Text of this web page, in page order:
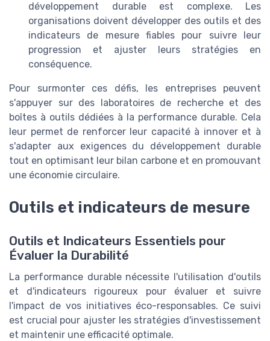
développement durable est complexe. Les
organisations doivent développer des outils et des
indicateurs de mesure fiables pour suivre leur
progression et ajuster leurs stratégies en
conséquence.
Pour surmonter ces défis, les entreprises peuvent
s'appuyer sur des laboratoires de recherche et des
boîtes à outils dédiées à la performance durable. Cela
leur permet de renforcer leur capacité à innover et à
s'adapter aux exigences du développement durable
tout en optimisant leur bilan carbone et en promouvant
une économie circulaire.
Outils et indicateurs de mesure
Outils et Indicateurs Essentiels pour
Évaluer la Durabilité
La performance durable nécessite l'utilisation d'outils
et d'indicateurs rigoureux pour évaluer et suivre
l'impact de vos initiatives éco-responsables. Ce suivi
est crucial pour ajuster les stratégies d'investissement
et maintenir une efficacité optimale.